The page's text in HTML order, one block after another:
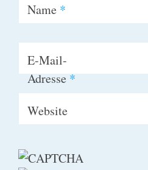
Name *
E-Mail-
Adresse*
Website